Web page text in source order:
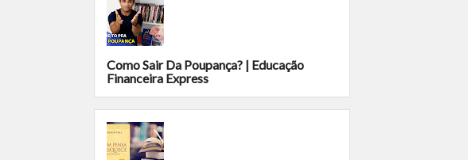
Como Sair Da Poupança? | Educação
Financeira Express